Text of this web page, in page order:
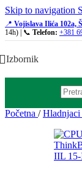
Skip to navigation
📍 Vojislava Ilića 102a,
14h) | 📞 Telefon: +381
Izbornik
Početna /